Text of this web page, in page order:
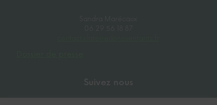
Sandra Marécaux
Suivez nous